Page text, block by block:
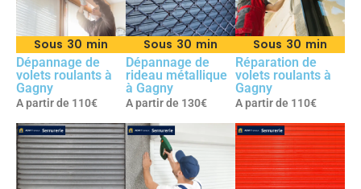
Sous 30 min
Dépannage de
volets roulants à
Gagny
A partir de 110€
Sous 30 min
Dépannage de
rideau métallique
à Gagny
A partir de 130€
Sous 30 min
Réparation de
volets roulants à
Gagny
A partir de 110€